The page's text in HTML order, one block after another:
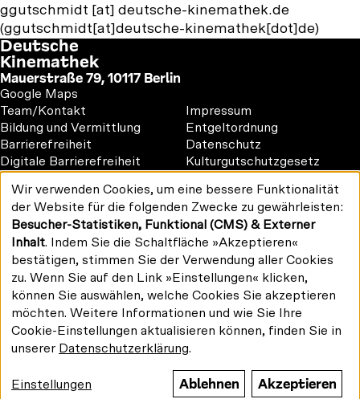
ggutschmidt [at] deutsche-kinemathek.de
(ggutschmidt[at]deutsche-kinemathek[dot]de)
Deutsche
Kinemathek
Mauerstraße 79, 10117 Berlin
Google Maps
Footer
1
Team/Kontakt
Bildung und Vermittlung
Barrierefreiheit
Digitale Barrierefreiheit
Vermietung
Footer
2
Impressum
Entgeltordnung
Datenschutz
Kulturgutschutzgesetz
Newsletter
#kinemathek
Follow
us
on:
F
a
c
b
Y
o
u
T
I
n
s
m
Gefördert von:
Drucken/PDF
Verwendung
personenbezogener
Daten
und
Cookies
Wir verwenden Cookies, um eine bessere Funktionalität
der Website für die folgenden Zwecke zu gewährleisten:
Besucher-Statistiken, Funktional (CMS) & Externer
Inhalt. Indem Sie die Schaltfläche »Akzeptieren«
bestätigen, stimmen Sie der Verwendung aller Cookies
zu. Wenn Sie auf den Link »Einstellungen« klicken,
können Sie auswählen, welche Cookies Sie akzeptieren
möchten. Weitere Informationen und wie Sie Ihre
Cookie-Einstellungen aktualisieren können, finden Sie in
unserer Datenschutzerklärung.
Einstellungen Ablehnen Akzeptieren